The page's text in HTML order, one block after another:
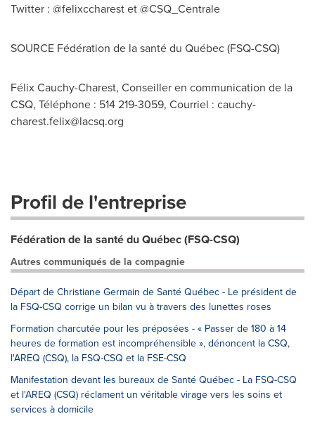
Twitter : @felixccharest et @CSQ_Centrale
SOURCE Fédération de la santé du Québec (FSQ-CSQ)
Félix Cauchy-Charest, Conseiller en communication de la
CSQ, Téléphone : 514 219-3059, Courriel : cauchy-
charest.felix@lacsq.org
Profil de l'entreprise
Fédération de la santé du Québec (FSQ-CSQ)
Autres communiqués de la compagnie
Départ de Christiane Germain de Santé Québec - Le président de
la FSQ-CSQ corrige un bilan vu à travers des lunettes roses
Formation charcutée pour les préposées - « Passer de 180 à 14
heures de formation est incompréhensible », dénoncent la CSQ,
l'AREQ (CSQ), la FSQ-CSQ et la FSE-CSQ
Manifestation devant les bureaux de Santé Québec - La FSQ-CSQ
et l'AREQ (CSQ) réclament un véritable virage vers les soins et
services à domicile